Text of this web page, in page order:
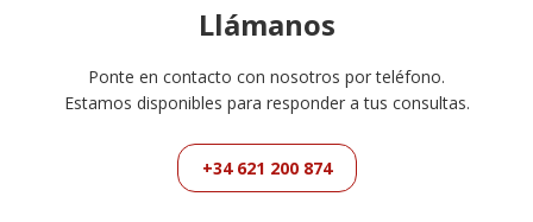
Llámanos
Ponte en contacto con nosotros por teléfono.
Estamos disponibles para responder a tus consultas.
+34 621 200 874